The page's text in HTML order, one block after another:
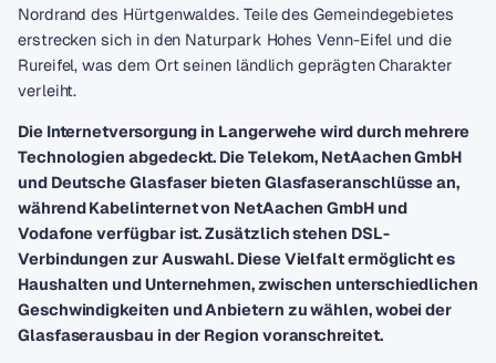
Nordrand des Hürtgenwaldes. Teile des Gemeindegebietes
erstrecken sich in den Naturpark Hohes Venn-Eifel und die
Rureifel, was dem Ort seinen ländlich geprägten Charakter
verleiht.
Die Internetversorgung in Langerwehe wird durch mehrere
Technologien abgedeckt. Die Telekom, NetAachen GmbH
und Deutsche Glasfaser bieten Glasfaseranschlüsse an,
während Kabelinternet von NetAachen GmbH und
Vodafone verfügbar ist. Zusätzlich stehen DSL-
Verbindungen zur Auswahl. Diese Vielfalt ermöglicht es
Haushalten und Unternehmen, zwischen unterschiedlichen
Geschwindigkeiten und Anbietern zu wählen, wobei der
Glasfaserausbau in der Region voranschreitet.